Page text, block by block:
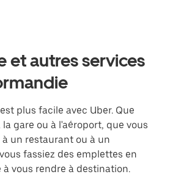
et autres services
plus facile avec Uber. Que
gare ou à l'aéroport, que vous
un restaurant ou à un
fassiez des emplettes en
à vous rendre à destination.